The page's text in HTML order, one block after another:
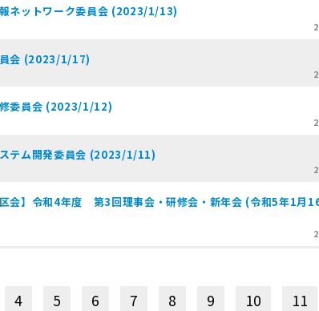
ネットワーク委員会 (2023/1/13)
会 (2023/1/17)
委員会 (2023/1/12)
テム開発委員会 (2023/1/11)
区会】令和4年度 第3回理事会・研修会・新年会 (令和5年1月
4 5 6 7 8 9 10 11